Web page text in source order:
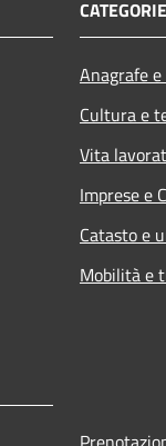
Anagrafe
Cultura e
Vita
Imprese e
Catasto e
Mobilità e